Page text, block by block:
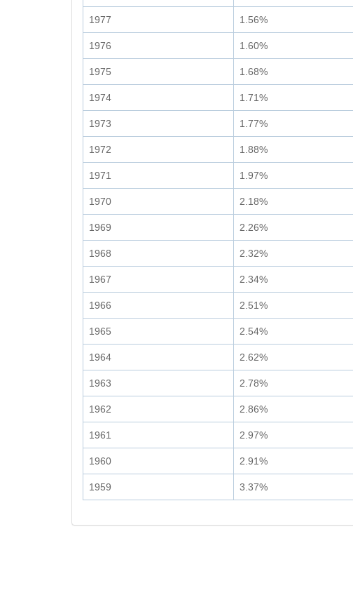
1977 1.56%
1976 1.60%
1975 1.68%
1974 1.71%
1973 1.77%
1972 1.88%
1971 1.97%
1970 2.18%
1969 2.26%
1968 2.32%
1967 2.34%
1966 2.51%
1965 2.54%
1964 2.62%
1963 2.78%
1962 2.86%
1961 2.97%
1960 2.91%
1959 3.37%